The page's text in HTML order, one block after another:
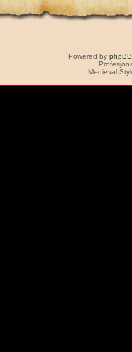
Powered by phpBB
Medieval